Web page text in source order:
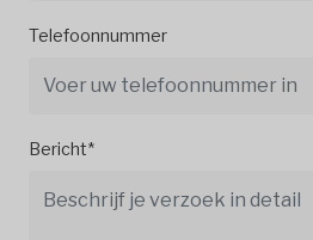
Telefoonnummer
Bericht*